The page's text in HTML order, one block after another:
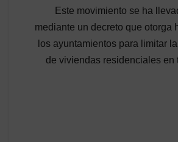
Este movimiento se ha
mediante un decreto que otorga
los ayuntamientos para limitar
de viviendas residenciales en